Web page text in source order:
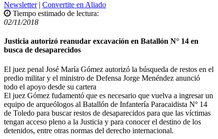
Newsletter| Convertite en Aliado
Tiempo estimado de lectura:
02/11/2018
Justicia autorizó reanudar excavación en Batallón N° 14 en
busca de desaparecidos
El juez penal José María Gómez autorizó la búsqueda de restos en el
predio militar y el ministro de Defensa Jorge Menéndez anunció
todo el apoyo desde su cartera
El juez Gómez fudamentó que es necesario que vuelva a ingresar un
equipo de arqueólogos al Batallón de Infantería Paracaidista Nº 14
de Toledo para buscar restos de desaparecidos para que las víctimas
tengan acceso pleno a la Justicia y para conocer el destino de los
detenidos, entre otras normas del derecho internacional.